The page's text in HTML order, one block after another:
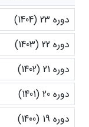
دوره 23 (1404)
دوره 22 (1403)
دوره 21 (1402)
دوره 20 (1401)
دوره 19 (1400)